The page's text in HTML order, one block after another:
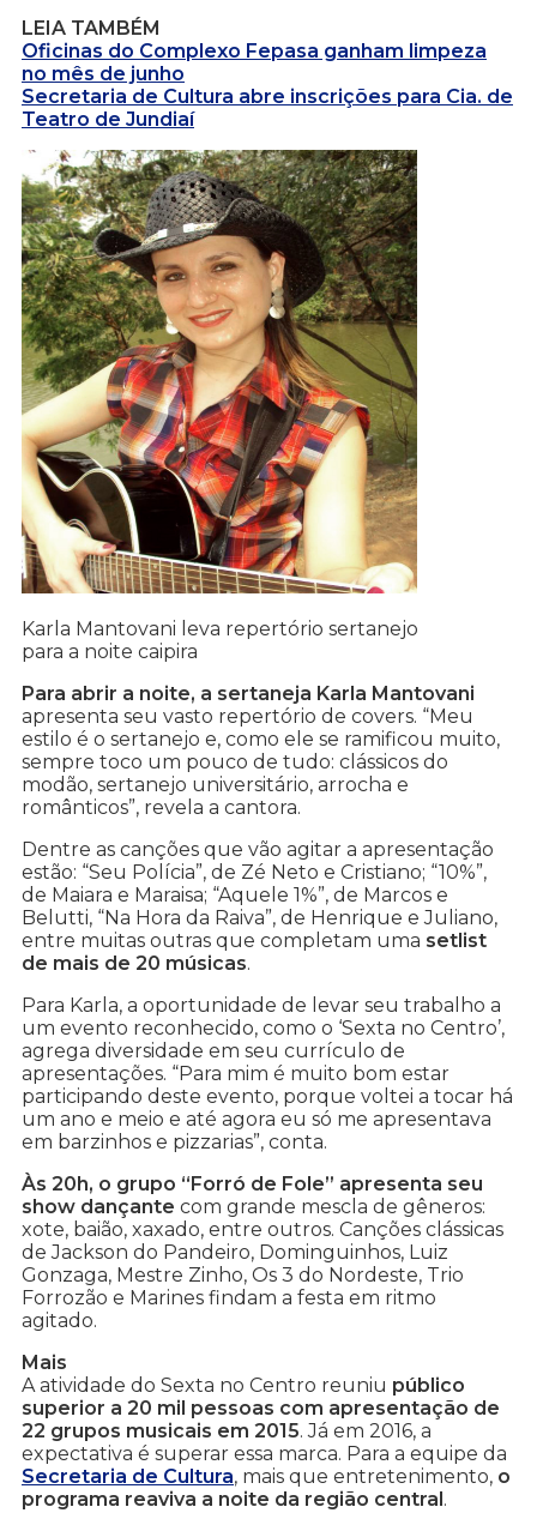
LEIA TAMBÉM
Oficinas do Complexo Fepasa ganham limpeza
no mês de junho
Secretaria de Cultura abre inscrições para Cia. de
Teatro de Jundiaí
Karla Mantovani leva repertório sertanejo
para a noite caipira
Para abrir a noite, a sertaneja Karla Mantovani
apresenta seu vasto repertório de covers. “Meu
estilo é o sertanejo e, como ele se ramificou muito,
sempre toco um pouco de tudo: clássicos do
modão, sertanejo universitário, arrocha e
românticos”, revela a cantora.
Dentre as canções que vão agitar a apresentação
estão: “Seu Polícia”, de Zé Neto e Cristiano; “10%”,
de Maiara e Maraisa; “Aquele 1%”, de Marcos e
Belutti, “Na Hora da Raiva”, de Henrique e Juliano,
entre muitas outras que completam uma setlist
de mais de 20 músicas.
Para Karla, a oportunidade de levar seu trabalho a
um evento reconhecido, como o ‘Sexta no Centro’,
agrega diversidade em seu currículo de
apresentações. “Para mim é muito bom estar
participando deste evento, porque voltei a tocar há
um ano e meio e até agora eu só me apresentava
em barzinhos e pizzarias”, conta.
Às 20h, o grupo “Forró de Fole” apresenta seu
show dançante com grande mescla de gêneros:
xote, baião, xaxado, entre outros. Canções clássicas
de Jackson do Pandeiro, Dominguinhos, Luiz
Gonzaga, Mestre Zinho, Os 3 do Nordeste, Trio
Forrozão e Marines findam a festa em ritmo
agitado.
Mais
A atividade do Sexta no Centro reuniu público
superior a 20 mil pessoas com apresentação de
22 grupos musicais em 2015. Já em 2016, a
expectativa é superar essa marca. Para a equipe da
Secretaria de Cultura, mais que entretenimento, o
programa reaviva a noite da região central.